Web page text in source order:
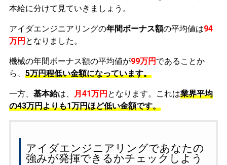
本給に分けて見ていきましょう。
アイダエンジニアリングの年間ボーナス額の平均値は94
万円 となりました。
機械の年間ボーナス額の平均値が99万円 であることか
ら、 5万円程低い金額になっています。
一方、 基本給は、 月41万円 となります。これは業界平均
の43万円よりも1万円ほど低い金額です。
アイダエンジニアリングであなたの
強みが発揮できるかチェックしよう